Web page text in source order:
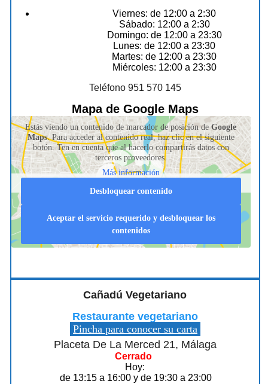
Viernes: de 12:00 a 2:30
Sábado: 12:00 a 2:30
Domingo: de 12:00 a 23:30
Lunes: de 12:00 a 23:30
Martes: de 12:00 a 23:30
Miércoles: 12:00 a 23:30
Teléfono 951 570 145
Mapa de Google Maps
Estás viendo un contenido de marcador de posición deGoogle
Maps. Para acceder al contenido real, haz clic en el siguiente
botón. Ten en cuenta que al hacerlo compartirás datos con
terceros proveedores.
Más información
Desbloquear contenido
Aceptar el servicio requerido y desbloquear los
contenidos
Cañadú Vegetariano
Restaurante vegetariano
Pincha para conocer su carta
Placeta De La Merced 21, Málaga
Cerrado
Hoy:
de 13:15 a 16:00 y de 19:30 a 23:00